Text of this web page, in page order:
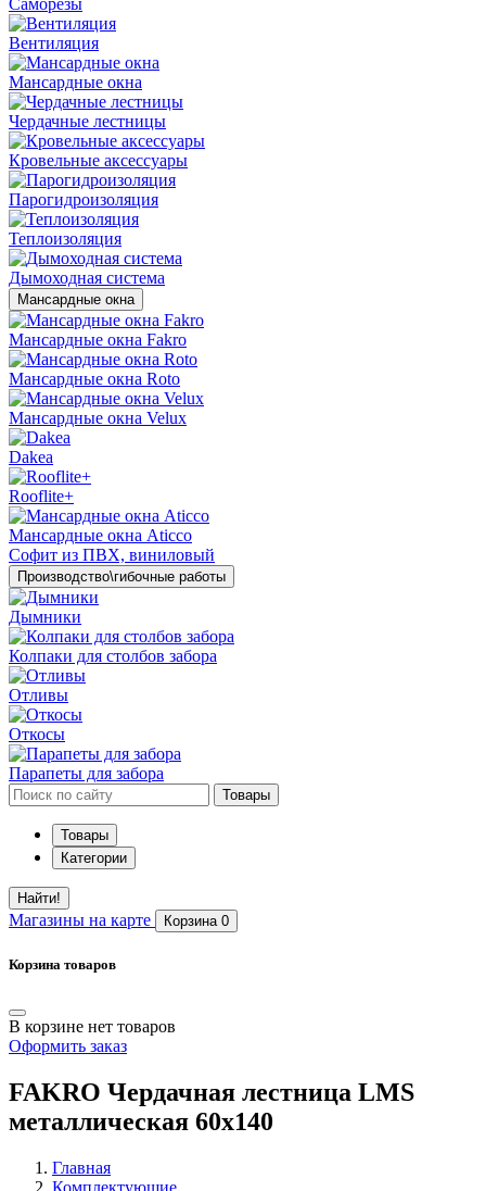
Саморезы
Вентиляция
Мансардные окна
Чердачные лестницы
Кровельные аксессуары
Парогидроизоляция
Теплоизоляция
Дымоходная система
Мансардные окна
Мансардные окна Fakro
Мансардные окна Roto
Мансардные окна Velux
Dakea
Rooflite+
Мансардные окна Aticco
Софит из ПВХ, виниловый
Производство\гибочные работы
Дымники
Колпаки для столбов забора
Отливы
Откосы
Парапеты для забора
Товары
Товары
Категории
Найти!
Магазины на карте Корзина 0
Корзина товаров
В корзине нет товаров
Оформить заказ
FAKRO Чердачная лестница LMS
металлическая 60х140
Главная